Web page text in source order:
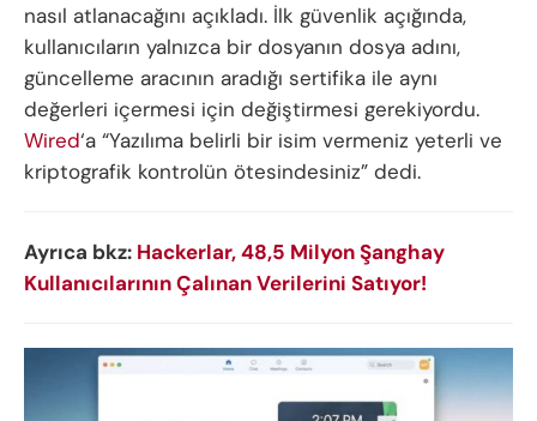
nasıl atlanacağını açıkladı. İlk güvenlik açığında,
kullanıcıların yalnızca bir dosyanın dosya adını,
güncelleme aracının aradığı sertifika ile aynı
değerleri içermesi için değiştirmesi gerekiyordu.
Wired‘a “Yazılıma belirli bir isim vermeniz yeterli ve
kriptografik kontrolün ötesindesiniz” dedi.
Ayrıca bkz: Hackerlar, 48,5 Milyon Şanghay
Kullanıcılarının Çalınan Verilerini Satıyor!